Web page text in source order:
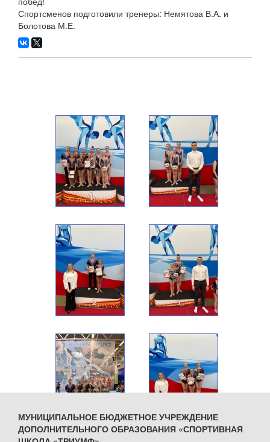
Спортсменов подготовили тренеры: Немятова В.А. и
Болотова М.Е.
МУНИЦИПАЛЬНОЕ БЮДЖЕТНОЕ УЧРЕЖДЕНИЕ
ДОПОЛНИТЕЛЬНОГО ОБРАЗОВАНИЯ «СПОРТИВНАЯ